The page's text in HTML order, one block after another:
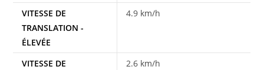
VITESSE DE
TRANSLATION -
ÉLEVÉE
4.9 km/h
VITESSE DE
2.6 km/h